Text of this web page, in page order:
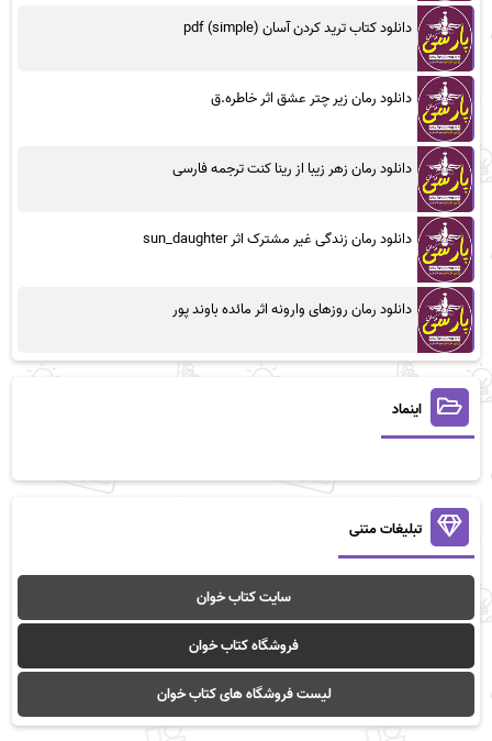
دانلود کتاب ترید کردن آسان (simple) pdf
دانلود رمان زیر چتر عشق اثر خاطره.ق
دانلود رمان زهر زیبا از رینا کنت ترجمه فارسی
دانلود رمان زندگی غیر مشترک اثر sun_daughter
دانلود رمان روزهای وارونه اثر مائده باوند پور
اینماد
تبلیغات متنی
سایت کتاب خوان
فروشگاه کتاب خوان
لیست فروشگاه های کتاب خوان